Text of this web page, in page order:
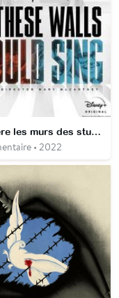
Derrière les murs des studios Abey Road
• 2022